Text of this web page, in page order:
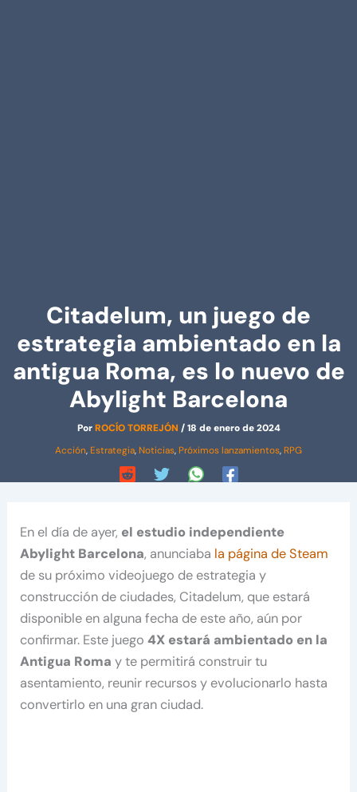
Citadelum, un juego de
estrategia ambientado en la
antigua Roma, es lo nuevo de
Abylight Barcelona
PorROCÍO TORREJÓN /18 de enero de 2024
Acción, Estrategia, Noticias, Próximos lanzamientos, RPG
En el día de ayer, el estudio independiente
Abylight Barcelona, anunciaba la página de Steam
de su próximo videojuego de estrategia y
construcción de ciudades, Citadelum, que estará
disponible en alguna fecha de este año, aún por
confirmar. Este juego 4X estará ambientado en la
Antigua Roma y te permitirá construir tu
asentamiento, reunir recursos y evolucionarlo hasta
convertirlo en una gran ciudad.